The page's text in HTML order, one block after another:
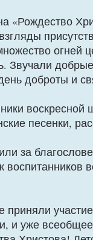
«Рождество
Звучали
доброты и
песенки,
за
приняли
и уже